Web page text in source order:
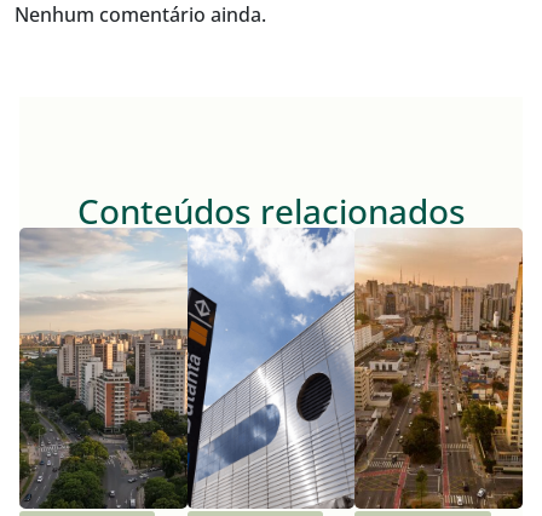
Nenhum comentário ainda.
Conteúdos relacionados